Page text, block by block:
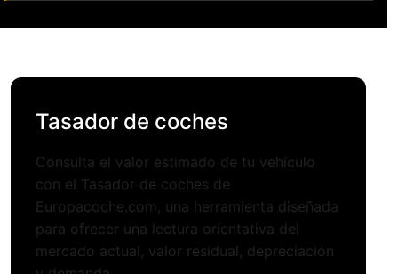
Tasador de coches
Consulta el valor estimado de tu vehículo
con el Tasador de coches de
Europacoche.com, una herramienta diseñada
para ofrecer una lectura orientativa del
mercado actual, valor residual, depreciación